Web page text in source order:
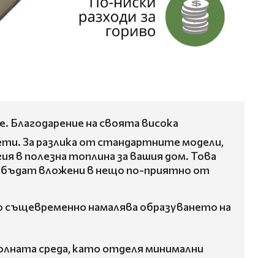
Благодарение на своята висока
За разлика от стандартните модели,
в полезна топлина за вашия дом. Това
бъдат вложени в нещо по-приятно от
намалява образуването на
среда, като отделя минимални